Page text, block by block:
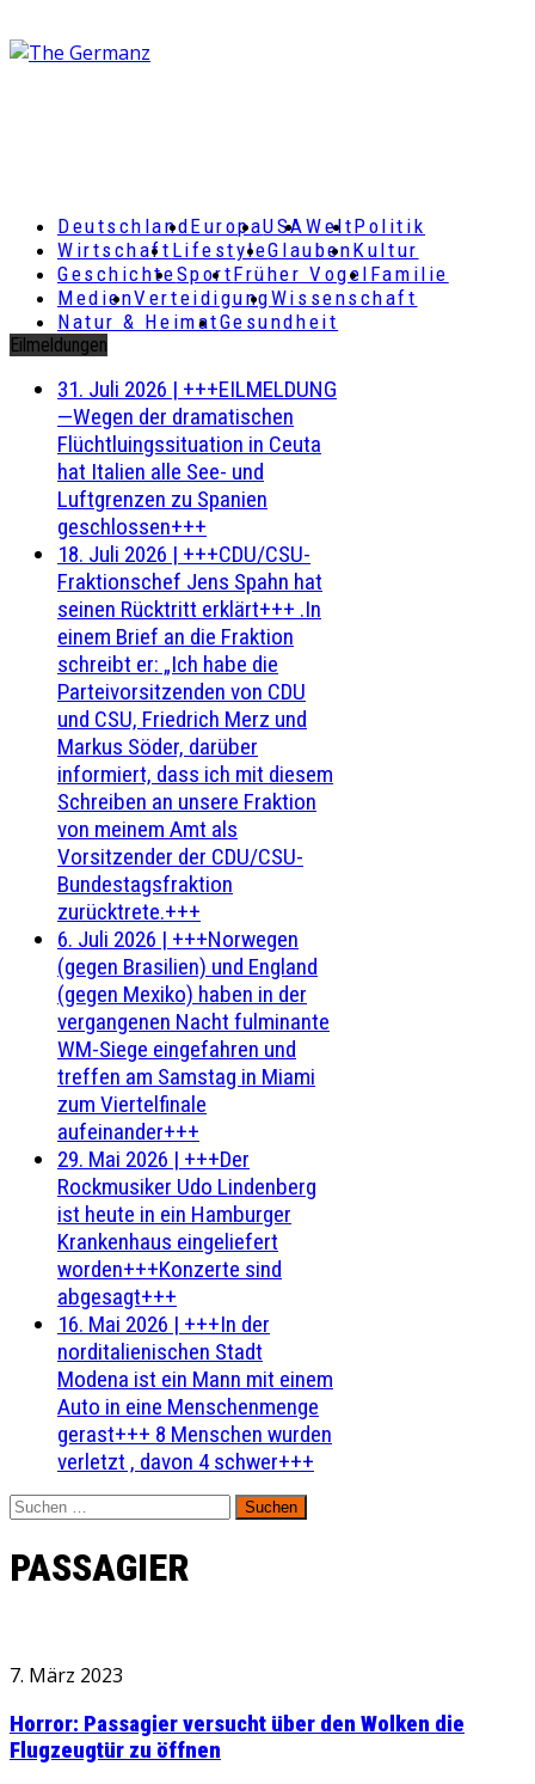
DeutschlandEuropaUSAWeltPolitik
Wirtschaft LifestyleGlaubenKultur
GeschichteSportFrüher Vogel Familie
MedienVerteidigungWissenschaft
Natur & HeimatGesundheit
Eilmeldungen
31. Juli 2026 | +++EILMELDUNG
—Wegen der dramatischen
Flüchtluingssituation in Ceuta
hat Italien alle See- und
Luftgrenzen zu Spanien
geschlossen+++
18. Juli 2026 | +++CDU/CSU-
Fraktionschef Jens Spahn hat
seinen Rücktritt erklärt+++ .In
einem Brief an die Fraktion
schreibt er: „Ich habe die
Parteivorsitzenden von CDU
und CSU, Friedrich Merz und
Markus Söder, darüber
informiert, dass ich mit diesem
Schreiben an unsere Fraktion
von meinem Amt als
Vorsitzender der CDU/CSU-
Bundestagsfraktion
zurücktrete.+++
6. Juli 2026 | +++Norwegen
(gegen Brasilien) und England
(gegen Mexiko) haben in der
vergangenen Nacht fulminante
WM-Siege eingefahren und
treffen am Samstag in Miami
zum Viertelfinale
aufeinander+++
29. Mai 2026 | +++Der
Rockmusiker Udo Lindenberg
ist heute in ein Hamburger
Krankenhaus eingeliefert
worden+++Konzerte sind
abgesagt+++
16. Mai 2026 | +++In der
norditalienischen Stadt
Modena ist ein Mann mit einem
Auto in eine Menschenmenge
gerast+++ 8 Menschen wurden
verletzt , davon 4 schwer+++
Suchen
nach:
PASSAGIER
7. März 2023
Horror: Passagier versucht über den Wolken die
Flugzeugtür zu öffnen